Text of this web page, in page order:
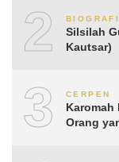
2
Silsilah
Kautsar)
3 CERPEN
Karomah
Orang